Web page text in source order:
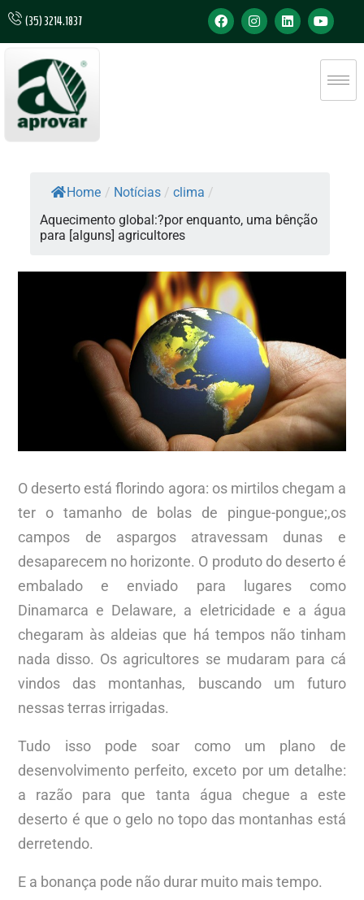
(35) 3214.1837
Home / Notícias / clima /
Aquecimento global:?por enquanto, uma bênção
para [alguns] agricultores
O deserto está florindo agora: os mirtilos chegam a
ter o tamanho de bolas de pingue-pongue;,os
campos de aspargos atravessam dunas e
desaparecem no horizonte. O produto do deserto é
embalado e enviado para lugares como
Dinamarca e Delaware, a eletricidade e a água
chegaram às aldeias que há tempos não tinham
nada disso. Os agricultores se mudaram para cá
vindos das montanhas, buscando um futuro
nessas terras irrigadas.
Tudo isso pode soar como um plano de
desenvolvimento perfeito, exceto por um detalhe:
a razão para que tanta água chegue a este
deserto é que o gelo no topo das montanhas está
derretendo.
E a bonança pode não durar muito mais tempo.